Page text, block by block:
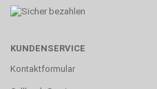
KUNDENSERVICE
Kontaktformular